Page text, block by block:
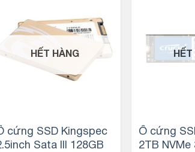
HẾT HÀNG
cứng SSD Kingspec
Sata III 128GB
HẾT
Ổ cứng
2TB NVMe